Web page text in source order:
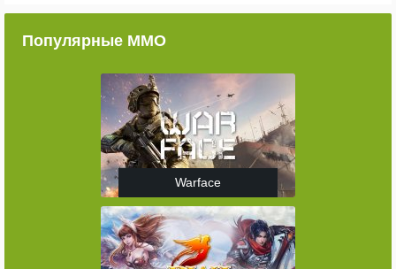
Популярные ММО
Warface